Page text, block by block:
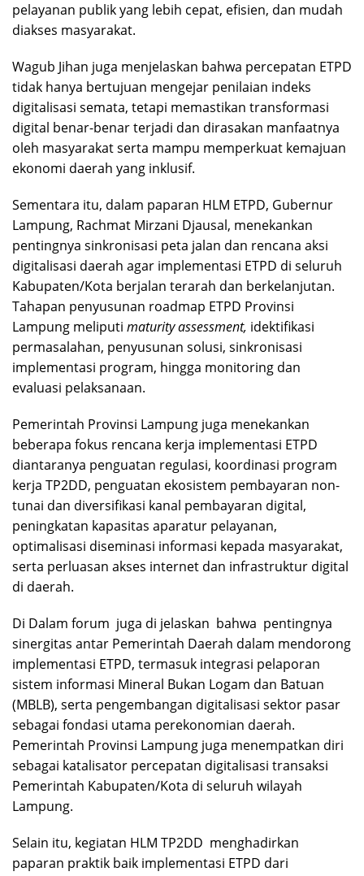
pelayanan publik yang lebih cepat, efisien, dan mudah
diakses masyarakat.
Wagub Jihan juga menjelaskan bahwa percepatan ETPD
tidak hanya bertujuan mengejar penilaian indeks
digitalisasi semata, tetapi memastikan transformasi
digital benar-benar terjadi dan dirasakan manfaatnya
oleh masyarakat serta mampu memperkuat kemajuan
ekonomi daerah yang inklusif.
Sementara itu, dalam paparan HLM ETPD, Gubernur
Lampung, Rachmat Mirzani Djausal, menekankan
pentingnya sinkronisasi peta jalan dan rencana aksi
digitalisasi daerah agar implementasi ETPD di seluruh
Kabupaten/Kota berjalan terarah dan berkelanjutan.
Tahapan penyusunan roadmap ETPD Provinsi
Lampung meliputi maturity assessment, idektifikasi
permasalahan, penyusunan solusi, sinkronisasi
implementasi program, hingga monitoring dan
evaluasi pelaksanaan.
Pemerintah Provinsi Lampung juga menekankan
beberapa fokus rencana kerja implementasi ETPD
diantaranya penguatan regulasi, koordinasi program
kerja TP2DD, penguatan ekosistem pembayaran non-
tunai dan diversifikasi kanal pembayaran digital,
peningkatan kapasitas aparatur pelayanan,
optimalisasi diseminasi informasi kepada masyarakat,
serta perluasan akses internet dan infrastruktur digital
di daerah.
Di Dalam forum juga di jelaskan bahwa pentingnya
sinergitas antar Pemerintah Daerah dalam mendorong
implementasi ETPD, termasuk integrasi pelaporan
sistem informasi Mineral Bukan Logam dan Batuan
(MBLB), serta pengembangan digitalisasi sektor pasar
sebagai fondasi utama perekonomian daerah.
Pemerintah Provinsi Lampung juga menempatkan diri
sebagai katalisator percepatan digitalisasi transaksi
Pemerintah Kabupaten/Kota di seluruh wilayah
Lampung.
Selain itu, kegiatan HLM TP2DD menghadirkan
paparan praktik baik implementasi ETPD dari